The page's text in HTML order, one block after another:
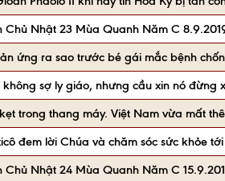
Nhật 23 Mùa Quanh Năm C
ứng ra sao trước bé gái mắc bệnh
sợ ly giáo, nhưng cầu xin nó đừng
trong thang máy. Việt Nam vừa mất
đem lời Chúa và chăm sóc sức khỏe
Nhật 24 Mùa Quanh Năm C